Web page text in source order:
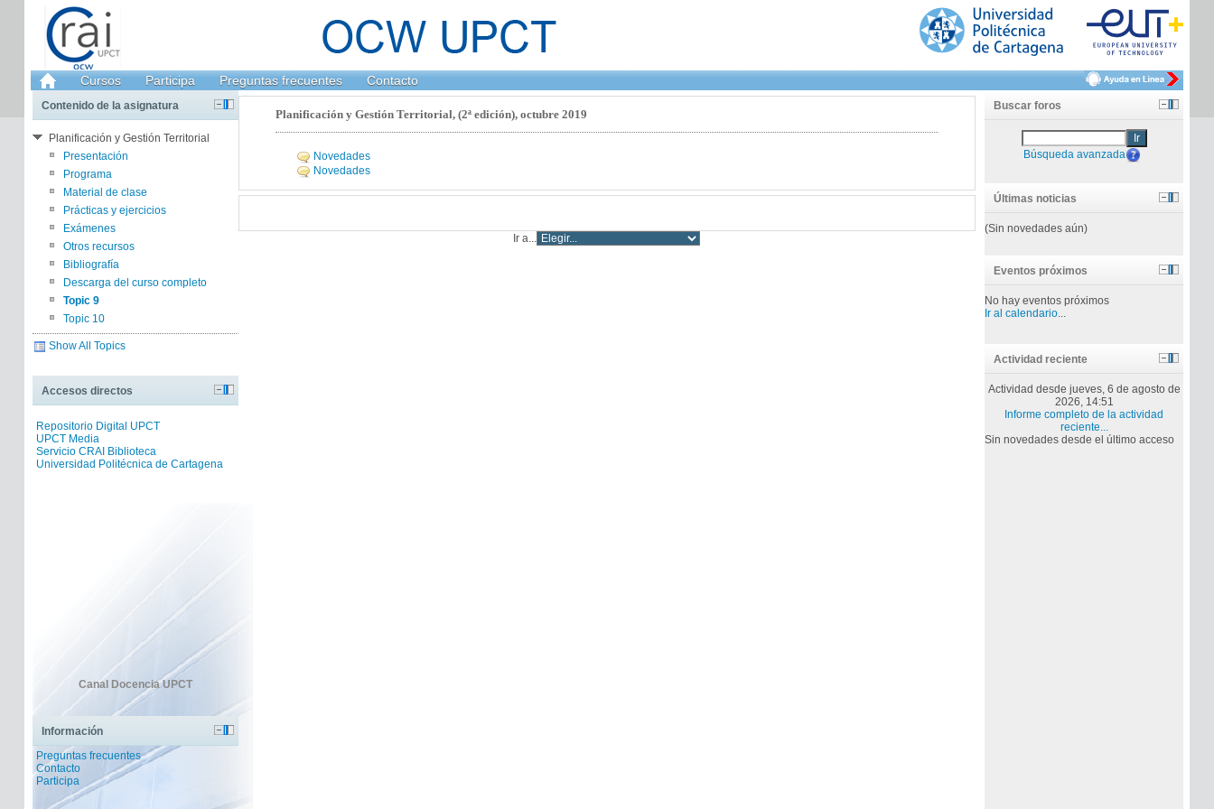
Cursos Participa Preguntas frecuentes Contacto
Planificación y Gestión Territorial, (2ª edición), octubre 2019
Novedades
Novedades
Ir a...
Contenido de la asignatura
Planificación y Gestión Territorial
Presentación
Programa
Material de clase
Prácticas y ejercicios
Exámenes
Otros recursos
Bibliografía
Descarga del curso completo
Topic 9
Topic 10
Show All Topics
Accesos directos
Repositorio Digital UPCT
UPCT Media
Servicio CRAI Biblioteca
Universidad Politécnica de Cartagena
Canal Docencia UPCT
Información
Preguntas frecuentes
Contacto
Participa
Buscar foros
Ir
Búsqueda avanzada
Últimas noticias
(Sin novedades aún)
Eventos próximos
No hay eventos próximos
Ir al calendario...
Actividad reciente
Actividad desde jueves, 6 de agosto de
2026, 14:51
Informe completo de la actividad
reciente...
Sin novedades desde el último acceso